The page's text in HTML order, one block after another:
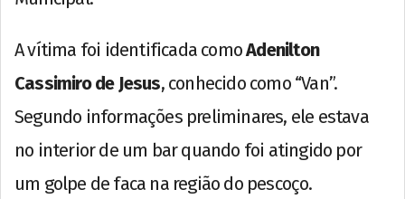
A vítima foi identificada comoAdenilton
Cassimiro de Jesus, conhecido como “Van”.
Segundo informações preliminares, ele estava
no interior de um bar quando foi atingido por
um golpe de faca na região do pescoço.